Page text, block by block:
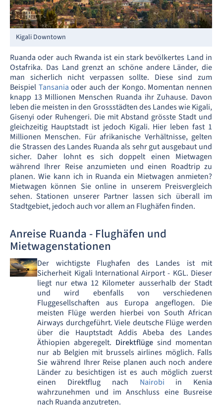
Kigali Downtown
Ruanda oder auch Rwanda ist ein stark bevölkertes Land in
Ostafrika. Das Land grenzt an schöne andere Länder, die
man sicherlich nicht verpassen sollte. Diese sind zum
Beispiel Tansania oder auch der Kongo. Momentan nennen
knapp 13 Millionen Menschen Ruanda ihr Zuhause. Davon
leben die meisten in den Grossstädten des Landes wie Kigali,
Gisenyi oder Ruhengeri. Die mit Abstand grösste Stadt und
gleichzeitig Hauptstadt ist jedoch Kigali. Hier leben fast 1
Millionen Menschen. Für afrikanische Verhältnisse, gelten
die Strassen des Landes Ruanda als sehr gut ausgebaut und
sicher. Daher lohnt es sich doppelt einen Mietwagen
während Ihrer Reise anzumieten und einen Roadtrip zu
planen. Wie kann ich in Ruanda ein Mietwagen anmieten?
Mietwagen können Sie online in unserem Preisvergleich
sehen. Stationen unserer Partner lassen sich überall im
Stadtgebiet, jedoch auch vor allem an Flughäfen finden.
Anreise Ruanda - Flughäfen und
Mietwagenstationen
Der wichtigste Flughafen des Landes ist mit
Sicherheit Kigali International Airport - KGL. Dieser
liegt nur etwa 12 Kilometer ausserhalb der Stadt
und wird ebenfalls von verschiedenen
Fluggesellschaften aus Europa angeflogen. Die
meisten Flüge werden hierbei von South African
Airways durchgeführt. Viele deutsche Flüge werden
über die Hauptstadt Addis Abeba des Landes
Äthiopien abgeregelt. Direktflüge sind momentan
nur ab Belgien mit brussels airlines möglich. Falls
Sie während Ihrer Reise planen auch noch andere
Länder zu besichtigen ist es auch möglich zuerst
einen Direktflug nach Nairobi in Kenia
wahrzunehmen und im Anschluss eine Busreise
nach Ruanda anzutreten.